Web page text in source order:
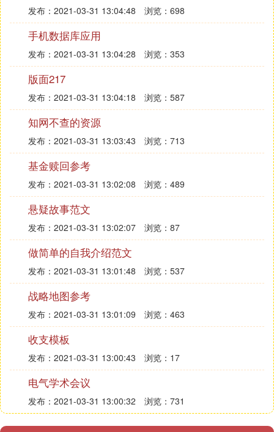
发布：2021-03-31 13:04:48 浏览：698
手机数据库应用
发布：2021-03-31 13:04:28 浏览：353
版面217
发布：2021-03-31 13:04:18 浏览：587
知网不查的资源
发布：2021-03-31 13:03:43 浏览：713
基金赎回参考
发布：2021-03-31 13:02:08 浏览：489
悬疑故事范文
发布：2021-03-31 13:02:07 浏览：87
做简单的自我介绍范文
发布：2021-03-31 13:01:48 浏览：537
战略地图参考
发布：2021-03-31 13:01:09 浏览：463
收支模板
发布：2021-03-31 13:00:43 浏览：17
电气学术会议
发布：2021-03-31 13:00:32 浏览：731